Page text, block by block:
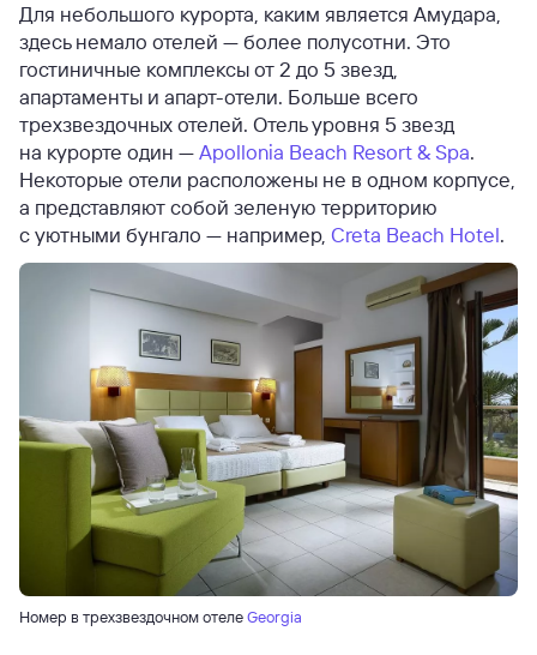
Для небольшого курорта, каким является Амудара,
здесь немало отелей — более полусотни. Это
гостиничные комплексы от 2 до 5 звезд,
апартаменты и апарт-отели. Больше всего
трехзвездочных отелей. Отель уровня 5 звезд
на курорте один —Apollonia Beach Resort & Spa.
Некоторые отели расположены не в одном корпусе,
а представляют собой зеленую территорию
с уютными бунгало — например, Creta Beach Hotel.
Номер в трехзвездочном отелеGeorgia